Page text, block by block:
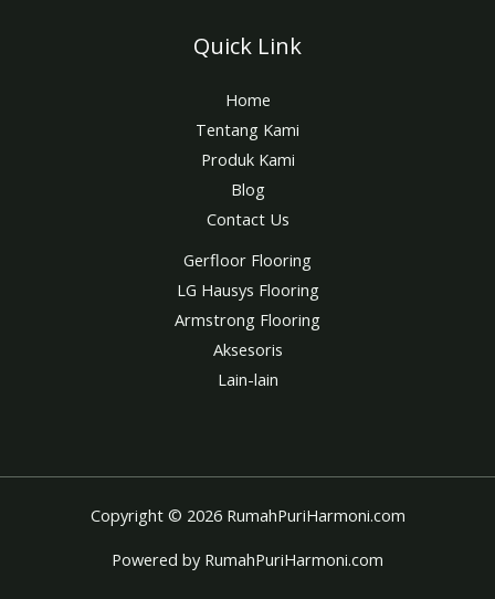
Quick Link
Home
Tentang Kami
Produk Kami
Blog
Contact Us
Gerfloor Flooring
LG Hausys Flooring
Armstrong Flooring
Aksesoris
Lain-lain
Copyright © 2026 RumahPuriHarmoni.com
Powered by RumahPuriHarmoni.com